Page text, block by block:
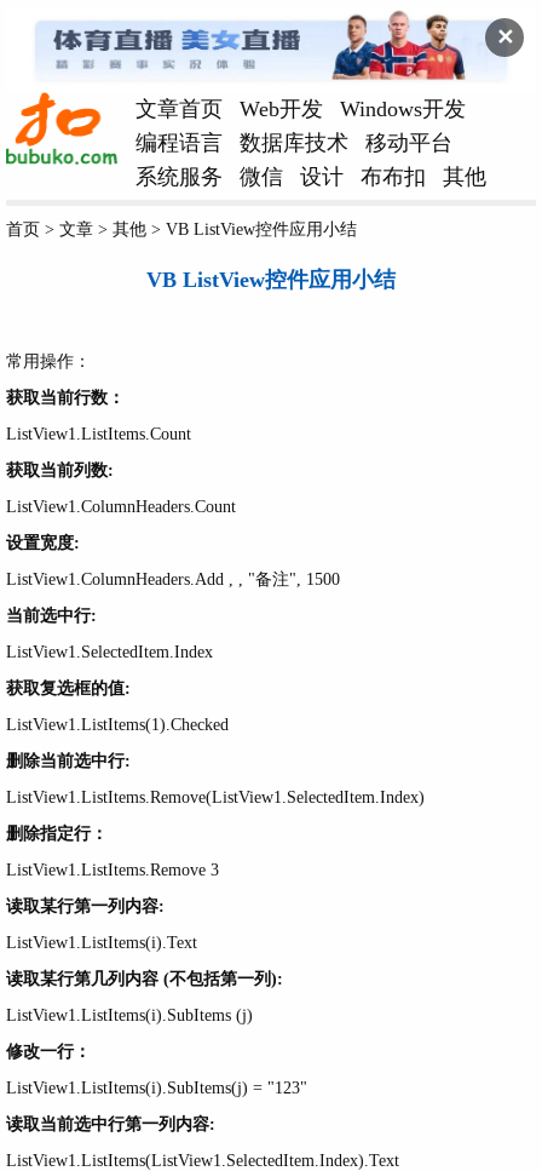
✕
文章首页 Web开发
Windows开发
编程语言
数据库技术
移动平台
系统服务
微信 设计 布布扣 其他
首页 > 文章 > 其他 > VB ListView控件应用小结
VB ListView控件应用小结
常用操作：
获取当前行数：
ListView1.ListItems.Count
获取当前列数:
ListView1.ColumnHeaders.Count
设置宽度:
ListView1.ColumnHeaders.Add , , "备注", 1500
当前选中行:
ListView1.SelectedItem.Index
获取复选框的值:
ListView1.ListItems(1).Checked
删除当前选中行:
ListView1.ListItems.Remove(ListView1.SelectedItem.Index)
删除指定行：
ListView1.ListItems.Remove 3
读取某行第一列内容:
ListView1.ListItems(i).Text
读取某行第几列内容 (不包括第一列):
ListView1.ListItems(i).SubItems (j)
修改一行：
ListView1.ListItems(i).SubItems(j) = "123"
读取当前选中行第一列内容:
ListView1.ListItems(ListView1.SelectedItem.Index).Text